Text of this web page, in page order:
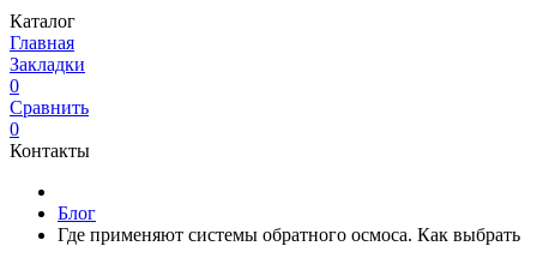
Каталог
Главная
Закладки
0
Сравнить
0
Контакты
Блог
Где применяют системы обратного осмоса. Как выбрать